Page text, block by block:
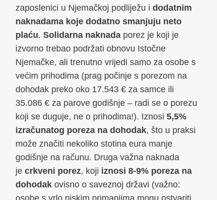
zaposlenici u Njemačkoj podliježu i dodatnim
naknadama koje dodatno smanjuju neto
plaću. Solidarna naknada porez je koji je
izvorno trebao podržati obnovu Istočne
Njemačke, ali trenutno vrijedi samo za osobe s
većim prihodima (prag počinje s porezom na
dohodak preko oko 17.543 € za samce ili
35.086 € za parove godišnje – radi se o porezu
koji se duguje, ne o prihodima!). Iznosi 5,5%
izračunatog poreza na dohodak, što u praksi
može značiti nekoliko stotina eura manje
godišnje na računu. Druga važna naknada
je crkveni porez, koji iznosi 8-9% poreza na
dohodak ovisno o saveznoj državi (važno: